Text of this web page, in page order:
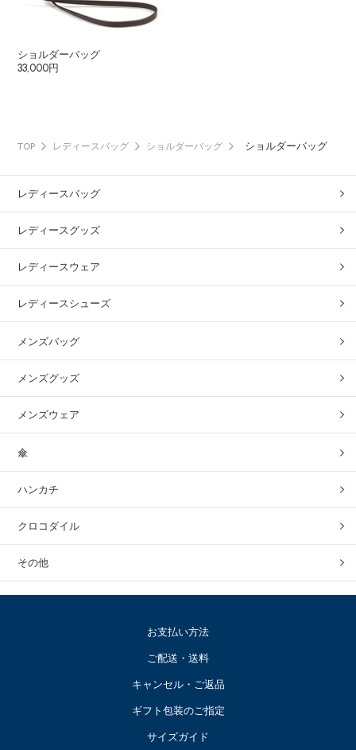
ショルダーバッグ
33,000円
TOP レディースバッグ ショルダーバッグ ショルダーバッグ
レディースバッグ
レディースグッズ
レディースウェア
レディースシューズ
メンズバッグ
メンズグッズ
メンズウェア
傘
ハンカチ
クロコダイル
その他
お支払い方法
ご配送・送料
キャンセル・ご返品
ギフト包装のご指定
サイズガイド